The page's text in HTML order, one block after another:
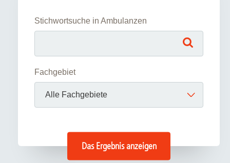
Stichwortsuche in Ambulanzen
Fachgebiet
Das Ergebnis anzeigen